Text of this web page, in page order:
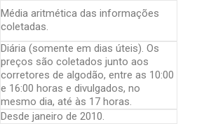
Média aritmética das informações
coletadas.
Diária (somente em dias úteis). Os
preços são coletados junto aos
corretores de algodão, entre as 10:00
e 16:00 horas e divulgados, no
mesmo dia, até às 17 horas.
Desde janeiro de 2010.